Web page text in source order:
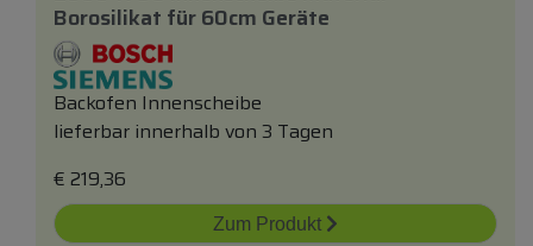
Borosilikat für60cm Geräte
Backofen Innenscheibe
lieferbar innerhalb von 3 Tagen
€ 219,36
Zum Produkt